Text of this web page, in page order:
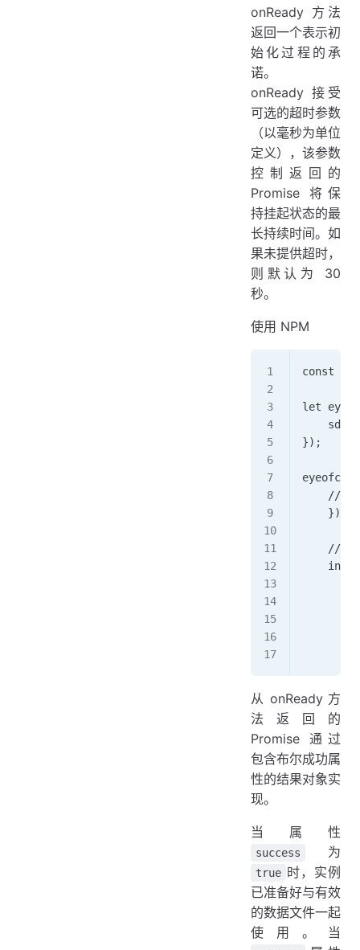
onReady 方法
返回一个表示初
始化过程的承
诺。
onReady 接受
可选的超时参数
（以毫秒为单位
定义），该参数
控制返回的
Promise 将保
持挂起状态的最
长持续时间。如
果未提供超时，
则默认为 30
秒。
使用 NPM
const
let
});
//
    });
//
从 onReady 方
法返回的
Promise 通过
包含布尔成功属
性的结果对象实
现。
当属性
success 为
true 时，实例
已准备好与有效
的数据文件一起
使用。当